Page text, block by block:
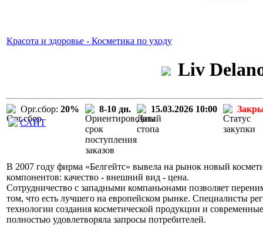
Красота и здоровье - Косметика по уходу
Liv
Орг.сбор: 20% 8-10 дн. 15.03.2026 10:00
САЙТ
В 2007 году фирма «Белгейтс» вывела на рынок новый
компонентов: качество - внешний вид - цена.
Сотрудничество с западными компаньонами позволяет
том, что есть лучшего на европейском рынке. Специалисты
технологии создания косметической продукции и
полностью удовлетворяла запросы потребителей.